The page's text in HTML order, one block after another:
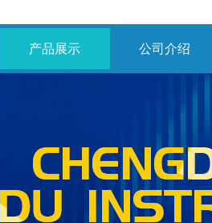
产品展示 公司介绍